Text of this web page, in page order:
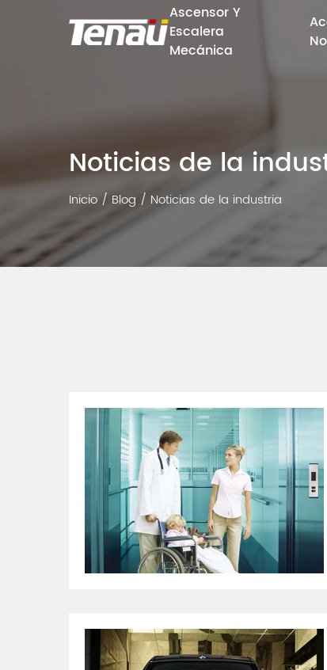
Ascensor Y
Escalera
Mecánica
Noticias de la
Inicio / Blog / Noticias de la industria